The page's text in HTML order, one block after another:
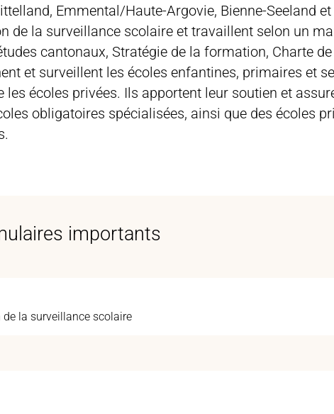
Emmental/Haute-Argovie, Bienne-Seeland
de la surveillance scolaire et travaillent selon un
cantonaux, Stratégie de la formation, Charte
et surveillent les écoles enfantines, primaires et
les écoles privées. Ils apportent leur soutien et
obligatoires spécialisées, ainsi que des écoles
importants
de la surveillance scolaire